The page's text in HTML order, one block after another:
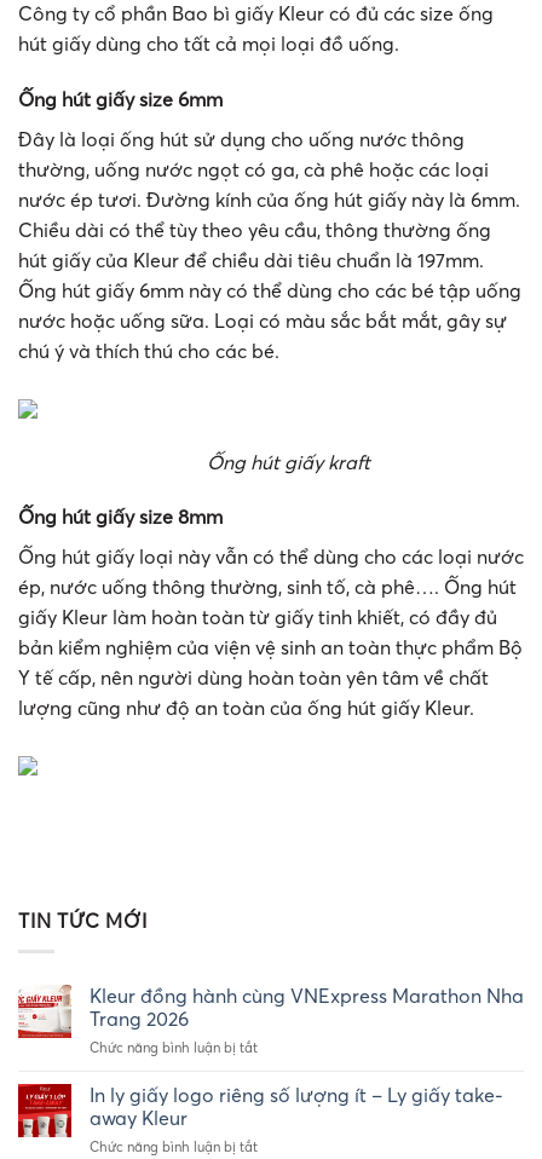
Công ty cổ phần Bao bì giấy Kleur có đủ các size ống
hút giấy dùng cho tất cả mọi loại đồ uống.
Ống hút giấy size 6mm
Đây là loại ống hút sử dụng cho uống nước thông
thường, uống nước ngọt có ga, cà phê hoặc các loại
nước ép tươi. Đường kính của ống hút giấy này là 6mm.
Chiều dài có thể tùy theo yêu cầu, thông thường ống
hút giấy của Kleur để chiều dài tiêu chuẩn là 197mm.
Ống hút giấy 6mm này có thể dùng cho các bé tập uống
nước hoặc uống sữa. Loại có màu sắc bắt mắt, gây sự
chú ý và thích thú cho các bé.
Ống hút giấy kraft
Ống hút giấy size 8mm
Ống hút giấy loại này vẫn có thể dùng cho các loại nước
ép, nước uống thông thường, sinh tố, cà phê…. Ống hút
giấy Kleur làm hoàn toàn từ giấy tinh khiết, có đầy đủ
bản kiểm nghiệm của viện vệ sinh an toàn thực phẩm Bộ
Y tế cấp, nên người dùng hoàn toàn yên tâm về chất
lượng cũng như độ an toàn của ống hút giấy Kleur.
TIN TỨC MỚI
Kleur đồng hành cùng VNExpress Marathon Nha
Trang 2026
Chức năng bình luận bị tắtở
đồng
hành
VNExpress
In ly giấy logo riêng số lượng ít – Ly giấy take-
away Kleur
Chức năng bình luận bị tắtở